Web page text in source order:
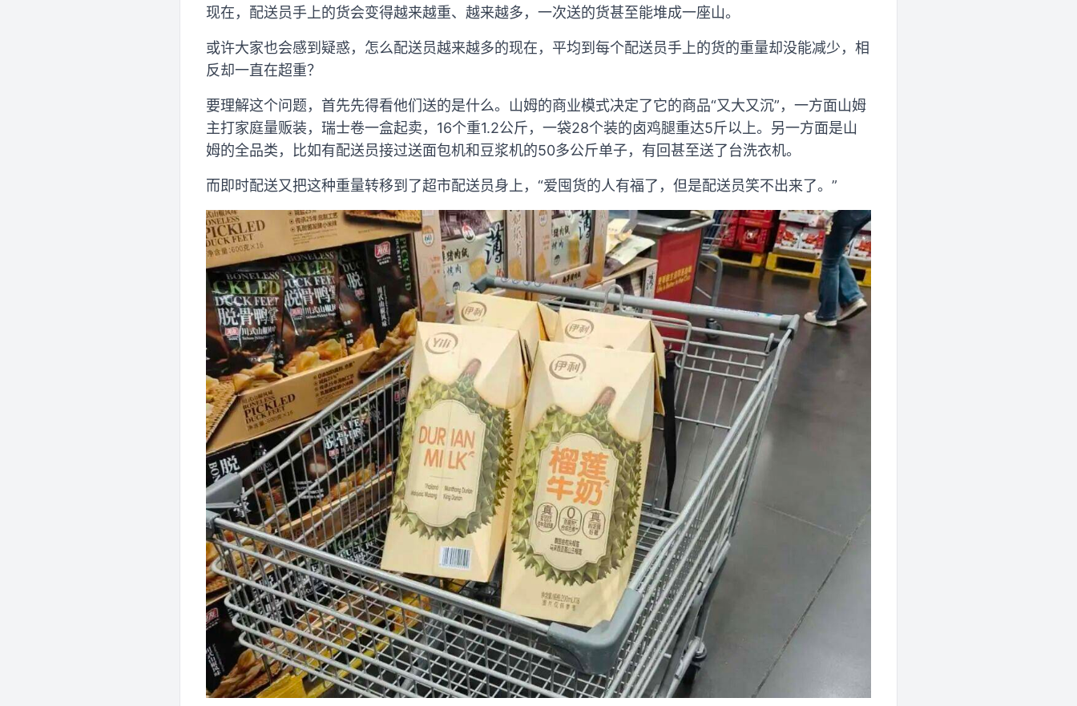
现在，配送员手上的货会变得越来越重、越来越多，一次送的货甚至能堆成一座山。
或许大家也会感到疑惑，怎么配送员越来越多的现在，平均到每个配送员手上的货的重量却没能减少，相
反却一直在超重？
要理解这个问题，首先先得看他们送的是什么。山姆的商业模式决定了它的商品“又大又沉”，一方面山姆
主打家庭量贩装，瑞士卷一盒起卖，16个重1.2公斤，一袋28个装的卤鸡腿重达5斤以上。另一方面是山
姆的全品类，比如有配送员接过送面包机和豆浆机的50多公斤单子，有回甚至送了台洗衣机。
而即时配送又把这种重量转移到了超市配送员身上，“爱囤货的人有福了，但是配送员笑不出来了。”